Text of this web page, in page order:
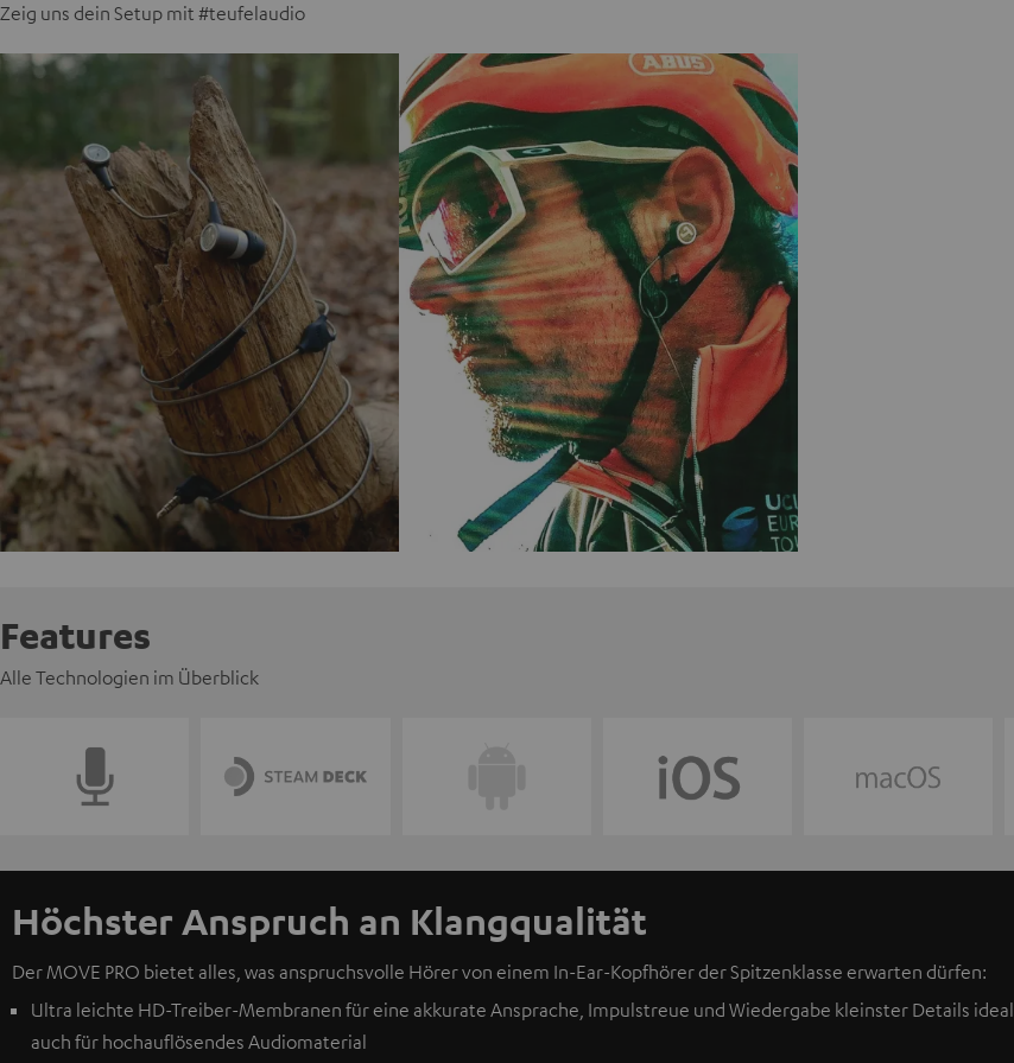
Zeig uns dein Setup mit #teufelaudio
Features
Alle Technologien im Überblick
Höchster Anspruch an Klangqualität
Der MOVE PRO bietet alles, was anspruchsvolle Hörer von einem In-Ear-Kopfhörer der Spitzenklasse erwarten dürfen:
Ultra leichte HD-Treiber-Membranen für eine akkurate Ansprache, Impulstreue und Wiedergabe kleinster Details ideal
auch für hochauflösendes Audiomaterial